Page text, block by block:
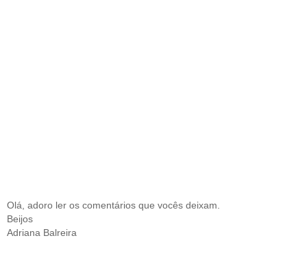
Olá, adoro ler os comentários que vocês deixam.
Beijos
Adriana Balreira